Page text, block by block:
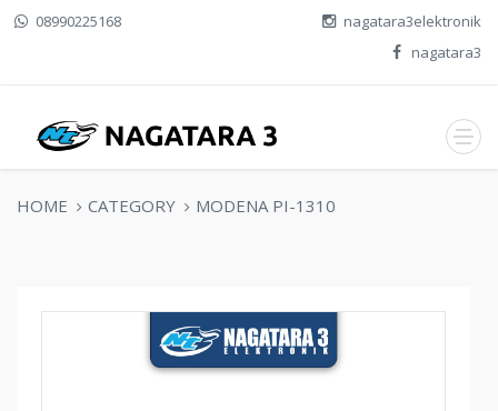
08990225168
nagatara3elektronik
nagatara3
HOME CATEGORY MODENA PI-1310